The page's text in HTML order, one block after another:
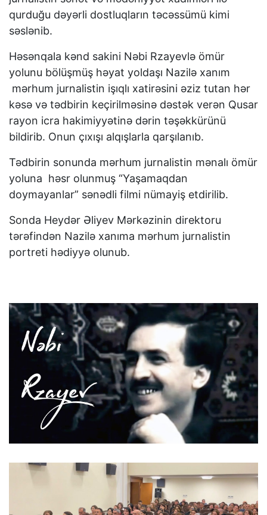
qurduğu dəyərli dostluqların təcəssümü kimi
səslənib.
Həsənqala kənd sakini Nəbi Rzayevlə ömür
yolunu bölüşmüş həyat yoldaşı Nazilə xanım
mərhum jurnalistin işıqlı xatirəsini əziz tutan hər
kəsə və tədbirin keçirilməsinə dəstək verən Qusar
rayon icra hakimiyyətinə dərin təşəkkürünü
bildirib. Onun çıxışı alqışlarla qarşılanıb.
Tədbirin sonunda mərhum jurnalistin mənalı ömür
yoluna həsr olunmuş “Yaşamaqdan
doymayanlar” sənədli filmi nümayiş etdirilib.
Sonda Heydər Əliyev Mərkəzinin direktoru
tərəfindən Nazilə xanıma mərhum jurnalistin
portreti hədiyyə olunub.